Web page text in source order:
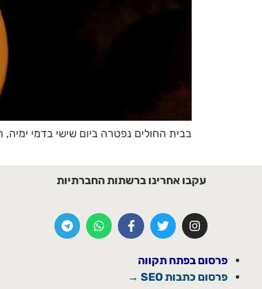
בבית החולים נפטרה ביום שישי בדמי
עקבו אחרינו ברשתות החברתיות
פרסום בפתח תקווה
פרסום כתבות SEO →